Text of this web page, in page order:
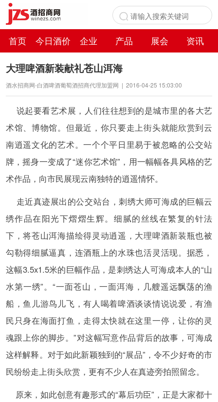
首页 今日酒价 企业 产品 展会
资讯
百科
大理啤酒新装献礼苍山洱海
酒水招商网-白酒啤酒葡萄酒招商代理加盟网 | 2016-04-25 15:03:00
说起要看艺术展，人们往往想到的是城市里的各大艺
术馆、博物馆。但最近，你只要走上街头就能欣赏到云
南逍遥文化的艺术。一个个平日里易于被忽略的公交站
牌，摇身一变成了“迷你艺术馆”，用一幅幅各具风格的艺
术作品，向市民展现云南独特的逍遥情怀。
走近真迹展出的公交站台，刺绣大师可海成的巨幅云
绣作品在阳光下熠熠生辉。细腻的丝线在繁复的针法
下，将苍山洱海描绘得灵动逍遥，大理啤酒新装瓶也被
勾勒得细腻逼真，连酒瓶上的水珠也活灵活现。据悉，
这幅3.5x1.5米的巨幅作品，是刺绣达人可海成本人的“山
水第一绣”。“一面苍山，一面洱海，几艘遥远飘荡的渔
船，鱼儿游鸟儿飞，有人喝着啤酒谈谈情说说爱，有渔
民只身在海面打鱼，走得太快就在这里一停，让你的灵
魂跟上你的脚步。”对这幅写意作品背后的故事，可海成
这样解释。对于如此新颖独到的“展品”，令不少好奇的市
民纷纷走上街头欣赏，更有不少人在真迹旁拍照留念。
原来，如此创意有趣形式的“幕后功臣”，正是大家都十